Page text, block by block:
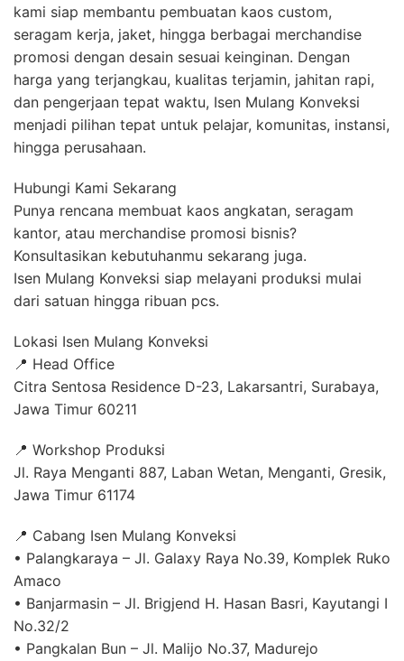
kami siap membantu pembuatan kaos custom,
seragam kerja, jaket, hingga berbagai merchandise
promosi dengan desain sesuai keinginan. Dengan
harga yang terjangkau, kualitas terjamin, jahitan rapi,
dan pengerjaan tepat waktu, Isen Mulang Konveksi
menjadi pilihan tepat untuk pelajar, komunitas, instansi,
hingga perusahaan.
Hubungi Kami Sekarang
Punya rencana membuat kaos angkatan, seragam
kantor, atau merchandise promosi bisnis?
Konsultasikan kebutuhanmu sekarang juga.
Isen Mulang Konveksi siap melayani produksi mulai
dari satuan hingga ribuan pcs.
Lokasi Isen Mulang Konveksi
📍 Head Office
Citra Sentosa Residence D-23, Lakarsantri, Surabaya,
Jawa Timur 60211
📍 Workshop Produksi
Jl. Raya Menganti 887, Laban Wetan, Menganti, Gresik,
Jawa Timur 61174
📍 Cabang Isen Mulang Konveksi
• Palangkaraya – Jl. Galaxy Raya No.39, Komplek Ruko
Amaco
• Banjarmasin – Jl. Brigjend H. Hasan Basri, Kayutangi I
No.32/2
• Pangkalan Bun – Jl. Malijo No.37, Madurejo